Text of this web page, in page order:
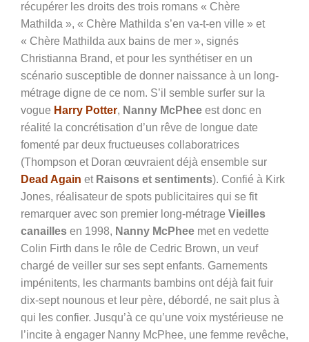
récupérer les droits des trois romans « Chère
Mathilda », « Chère Mathilda s’en va-t-en ville » et
« Chère Mathilda aux bains de mer », signés
Christianna Brand, et pour les synthétiser en un
scénario susceptible de donner naissance à un long-
métrage digne de ce nom. S’il semble surfer sur la
vogue Harry Potter, Nanny McPhee est donc en
réalité la concrétisation d’un rêve de longue date
fomenté par deux fructueuses collaboratrices
(Thompson et Doran œuvraient déjà ensemble sur
Dead Again et Raisons et sentiments). Confié à Kirk
Jones, réalisateur de spots publicitaires qui se fit
remarquer avec son premier long-métrage Vieilles
canailles en 1998, Nanny McPhee met en vedette
Colin Firth dans le rôle de Cedric Brown, un veuf
chargé de veiller sur ses sept enfants. Garnements
impénitents, les charmants bambins ont déjà fait fuir
dix-sept nounous et leur père, débordé, ne sait plus à
qui les confier. Jusqu’à ce qu’une voix mystérieuse ne
l’incite à engager Nanny McPhee, une femme revêche,